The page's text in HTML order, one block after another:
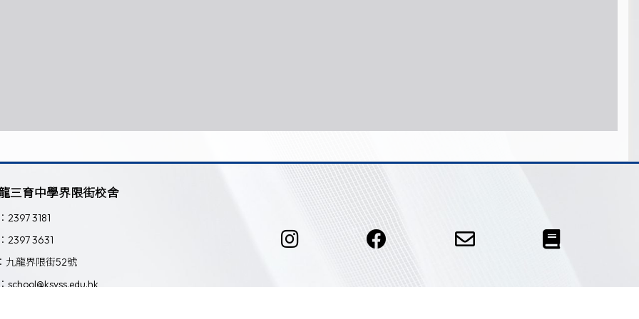
三育中學界限街校舍
2397 3181
2397 3631
九龍界限街52號
school@ksyss.edu.hk